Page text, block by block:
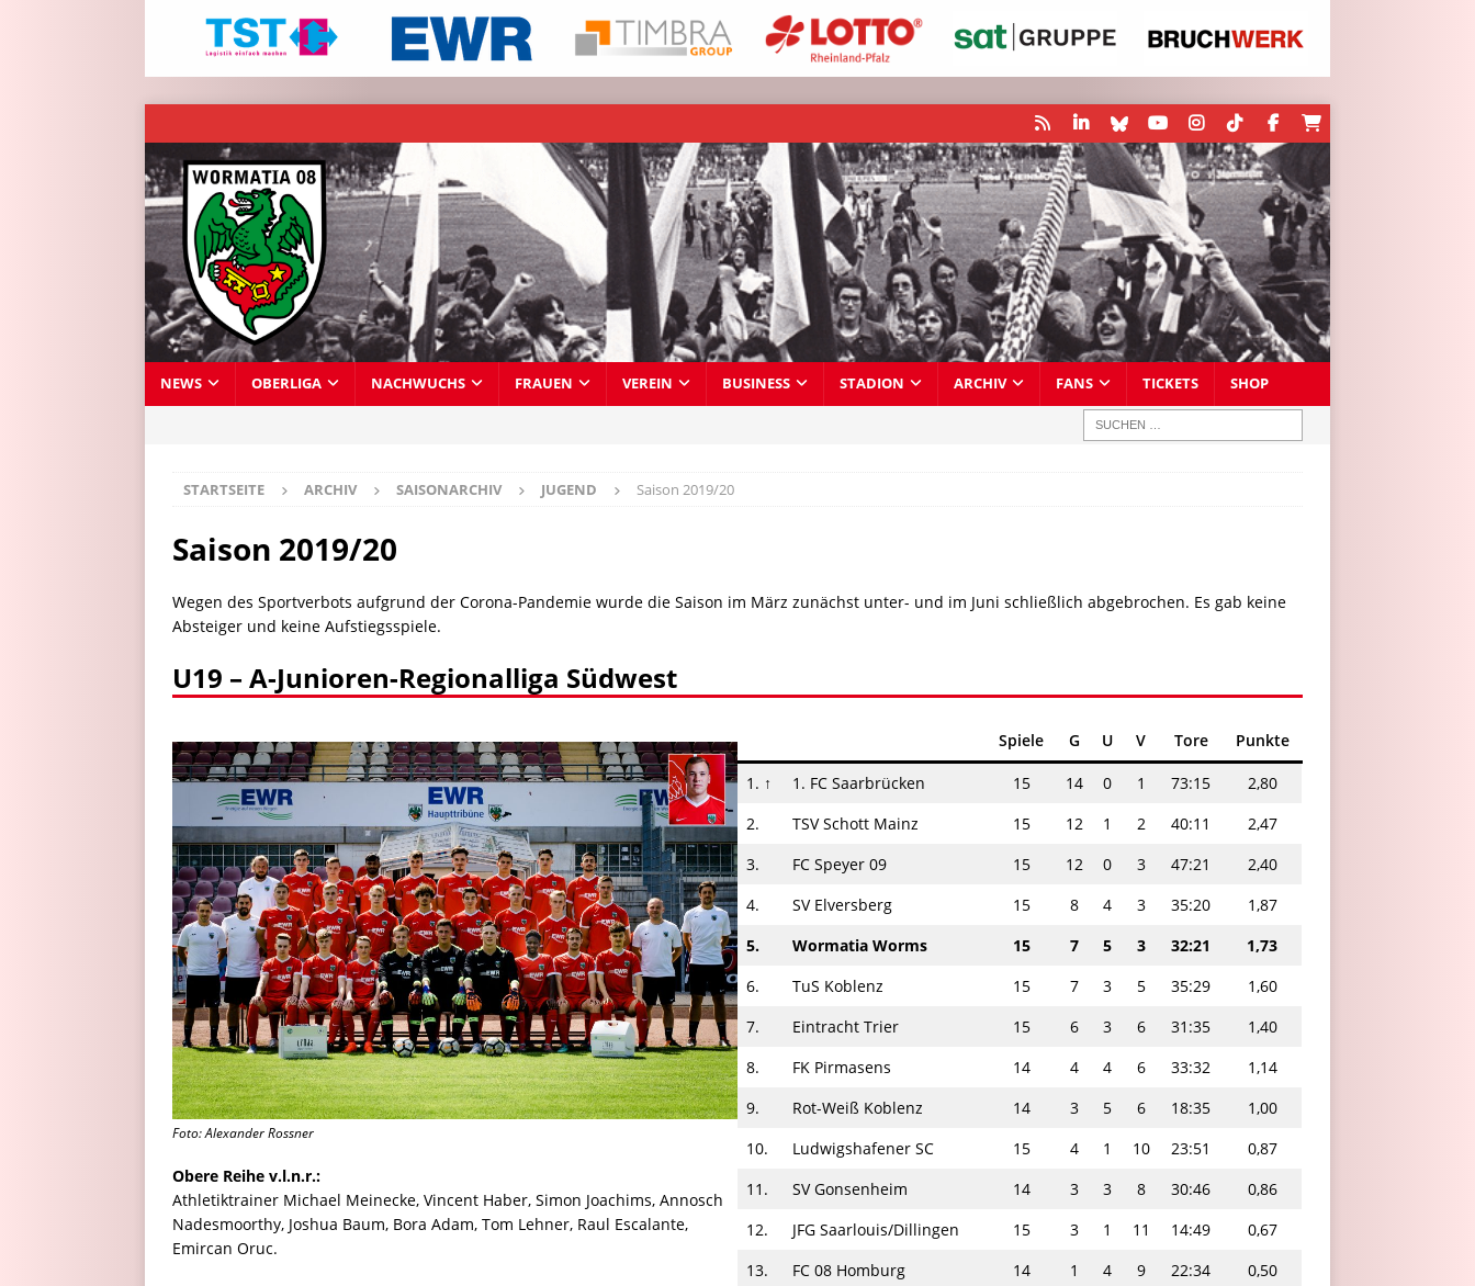
NEWS OBERLIGA NACHWUCHS FRAUEN VEREIN BUSINESS STADION ARCHIV FANS TICKETS SHOP
STARTSEITE ARCHIV SAISONARCHIV JUGEND Saison 2019/20
Saison 2019/20
Wegen des Sportverbots aufgrund der Corona-Pandemie wurde die Saison im März zunächst unter- und im Juni schließlich abgebrochen. Es gab keine
Absteiger und keine Aufstiegsspiele.
U19 – A-Junioren-Regionalliga Südwest
Foto: Alexander Rossner
Obere Reihe v.l.n.r.:
Athletiktrainer Michael Meinecke, Vincent Haber, Simon Joachims, Annosch
Nadesmoorthy, Joshua Baum, Bora Adam, Tom Lehner, Raul Escalante,
Emircan Oruc.
Spiele G U V Tore Punkte
1. ↑ 1. FC Saarbrücken 15 14 0 1 73:15
2,80
2.
TSV Schott Mainz 15 12 1 2 40:11
2,47
3.
FC Speyer 09 15 12 0 3 47:21
2,40
4.
SV Elversberg 15 8 4 3 35:20
1,87
5.
Wormatia Worms 15 7 5 3 32:21
1,73
6.
TuS Koblenz 15 7 3 5 35:29
1,60
7.
Eintracht Trier 15 6 3 6 31:35
1,40
8.
FK Pirmasens 14 4 4 6 33:32
1,14
9.
Rot-Weiß Koblenz 14 3 5 6 18:35
1,00
10.
Ludwigshafener SC 15 4 1 10 23:51
0,87
11.
SV Gonsenheim 14 3 3 8 30:46
0,86
12.
JFG Saarlouis/Dillingen 15 3 1 11 14:49
0,67
13.
FC 08 Homburg 14 1 4 9 22:34
0,50